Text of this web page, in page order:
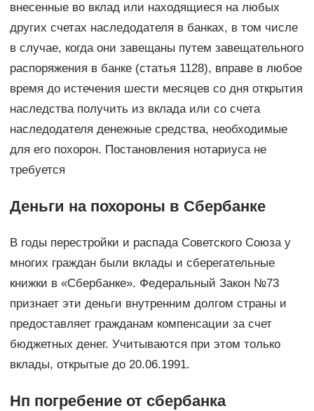
внесенные во вклад или находящиеся на любых
других счетах наследодателя в банках, в том числе
в случае, когда они завещаны путем завещательного
распоряжения в банке (статья 1128), вправе в любое
время до истечения шести месяцев со дня открытия
наследства получить из вклада или со счета
наследодателя денежные средства, необходимые
для его похорон. Постановления нотариуса не
требуется
Деньги на похороны в Сбербанке
В годы перестройки и распада Советского Союза у
многих граждан были вклады и сберегательные
книжки в «Сбербанке». Федеральный Закон №73
признает эти деньги внутренним долгом страны и
предоставляет гражданам компенсации за счет
бюджетных денег. Учитываются при этом только
вклады, открытые до 20.06.1991.
Нп погребение от сбербанка